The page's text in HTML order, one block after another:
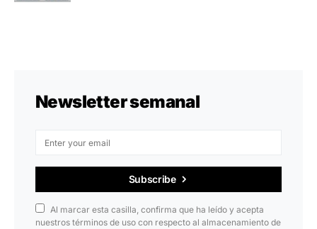
Newsletter semanal
Subscribe
Al marcar esta casilla, confirma que ha leído y acepta
nuestros términos de uso con respecto al almacenamiento de